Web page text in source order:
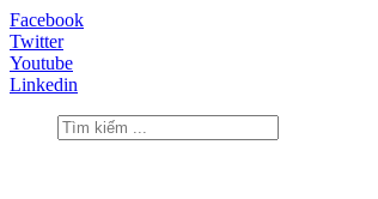
Facebook
Twitter
Youtube
Linkedin